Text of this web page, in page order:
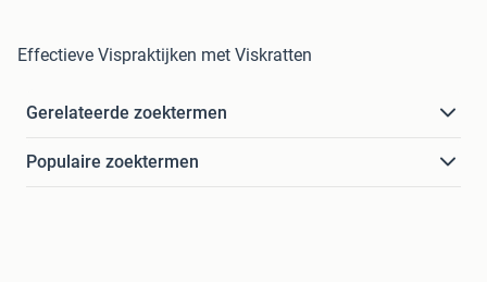
Effectieve Vispraktijken met Viskratten
Gerelateerde zoektermen
Populaire zoektermen